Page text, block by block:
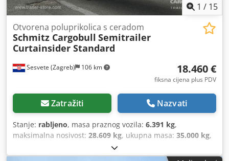
1 / 15
Sesvete (Zagreb) 106 km
Otvorena poluprikolica s ceradom
Schmitz Cargobull Semitrailer
Curtainsider Standard
18.460 €
fiksna cijena plus PDV
Zatražiti Nazvati
Stanje: rabljeno, masa praznog vozila: 6.391 kg,
maksimalna nosivost: 28.609 kg, ukupna masa: 35.000 kg,
3 osovine
duljina prostora za utovar:13.620 mm, širina utovarnog